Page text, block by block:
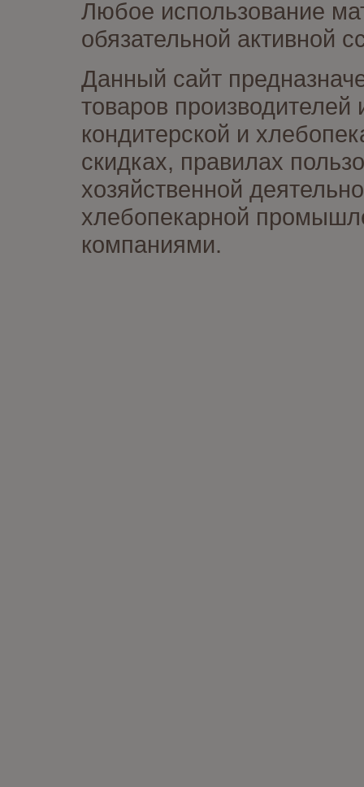
Любое использование
обязательной активной
Данный сайт
товаров
кондитерской и
скидках, правилах
хозяйственной
хлебопекарной
компаниями.